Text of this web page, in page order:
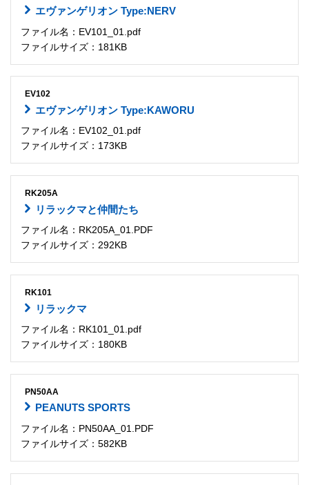
エヴァンゲリオン Type:NERV
ファイル名：EV101_01.pdf
ファイルサイズ：181KB
EV102
エヴァンゲリオン Type:KAWORU
ファイル名：EV102_01.pdf
ファイルサイズ：173KB
RK205A
リラックマと仲間たち
ファイル名：RK205A_01.PDF
ファイルサイズ：292KB
RK101
リラックマ
ファイル名：RK101_01.pdf
ファイルサイズ：180KB
PN50AA
PEANUTS SPORTS
ファイル名：PN50AA_01.PDF
ファイルサイズ：582KB